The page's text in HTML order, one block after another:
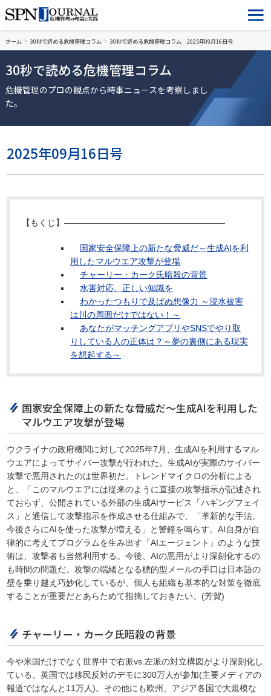
ホーム 30秒で読める危機管理コラム 30秒で読める危機管理コラム 2025年09月16日号
30秒で読める危機管理コラム
危機管理のプロの観点から時事ニュースを考察しまし
た。
2025年09月16日号
【もくじ】―――――――――――――――――――
国家安全保障上の新たな脅威だ～生成AIを利
用したマルウエア攻撃が登場
チャーリー・カーク氏暗殺の背景
水害対応、正しい知識を
わかったつもりで及ばぬ想像力 ～浸水被害
は川の周囲だけではない！～
あなたがマッチングアプリやSNSでやり取
りしている人の正体は？～夢の裏側にある現実
を想起する～
国家安全保障上の新たな脅威だ～生成AIを利用した
マルウエア攻撃が登場
ウクライナの政府機関に対して2025年7月、生成AIを利用するマル
ウエアによってサイバー攻撃が行われた。生成AIが実際のサイバー
攻撃で悪用されたのは世界初だ。トレンドマイクロの分析による
と、「このマルウエアには従来のように直接の攻撃指示が記述され
ておらず、公開されている外部の生成AIサービス「ハギングフェイ
ス」と通信して攻撃指示を作成させる仕組みで、「革新的な手法。
今後さらにAIを使った攻撃が増える」と警鐘を鳴らす。AI自身が自
律的に考えてプログラムを生み出す「AIエージェント」のような技
術は、攻撃者も当然利用する。今後、AIの悪用がより深刻化するの
も時間の問題だ。攻撃の端緒となる標的型メールの手口は日本語の
壁を乗り越え巧妙化しているが、個人も組織も基本的な対策を徹底
することが重要だとあらためて指摘しておきたい。(芳賀)
チャーリー・カーク氏暗殺の背景
今や米国だけでなく世界中で右派vs.左派の対立構図がより深刻化し
ている。英国では移民反対のデモに300万人が参加(主要メディアの
報道ではなんと11万人)。その他にも欧州、アジア各国で大規模な